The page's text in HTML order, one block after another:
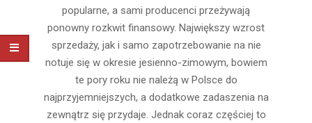
popularne, a sami producenci przeżywają
ponowny rozkwit finansowy. Największy wzrost
sprzedaży, jak i samo zapotrzebowanie na nie
notuje się w okresie jesienno-zimowym, bowiem
te pory roku nie należą w Polsce do
najprzyjemniejszych, a dodatkowe zadaszenia na
zewnątrz się przydaje. Jednak coraz częściej to